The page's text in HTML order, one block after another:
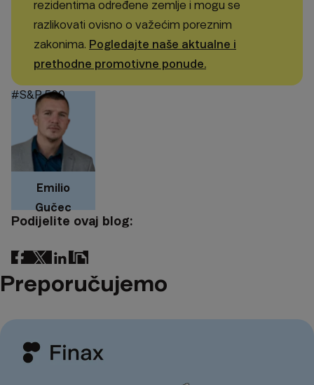
rezidentima određene zemlje i mogu se
razlikovati ovisno o važećim poreznim
zakonima. Pogledajte naše aktualne i
prethodne promotivne ponude.
#S&P 500
Emilio
Gučec
Podijelite ovaj blog:
Preporučujemo